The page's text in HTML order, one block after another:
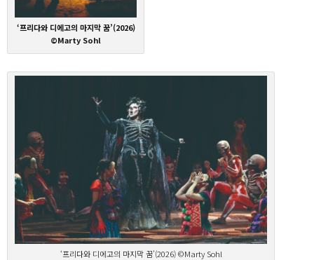
‘프리다와 디에고의 마지막 꿈’(2026)
©Marty Sohl
‘프리다와 디에고의 마지막 꿈’(2026) ©Marty Sohl